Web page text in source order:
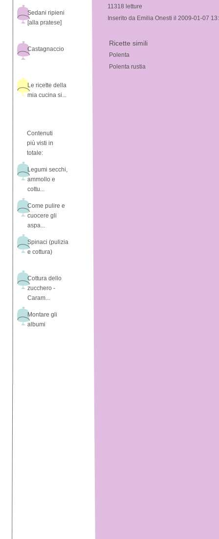
Sedani ripieni
[alla pratese]
Castagnaccio
Le ricette della
mia cucina si...
Contenuti
più visti in
totale:
Legumi secchi,
ammollo e
cottu...
Come pulire e
cuocere gli
aspa...
Spinaci (pulizia
e cottura)
Cottura dello
zucchero -
Caram...
Montare gli
albumi
11318 letture
Inserito da Emilia Onesti il 2009-01-07
Ricette simili
Polenta
Polenta rustia